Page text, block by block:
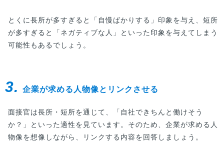
とくに長所が多すぎると「自慢ばかりする」印象を与え、短所
が多すぎると「ネガティブな人」といった印象を与えてしまう
可能性もあるでしょう。
3. 企業が求める人物像とリンクさせる
面接官は長所・短所を通じて、「自社できちんと働けそう
か？」といった適性を見ています。そのため、企業が求める人
物像を想像しながら、リンクする内容を回答しましょう。